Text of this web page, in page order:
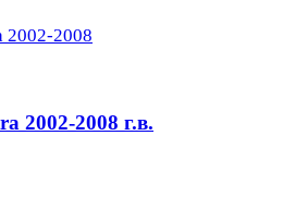
2002-2008 г.в.